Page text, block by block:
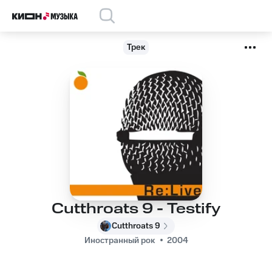
Трек
Cutthroats 9 - Testify
Cutthroats 9
Иностранный рок
2004